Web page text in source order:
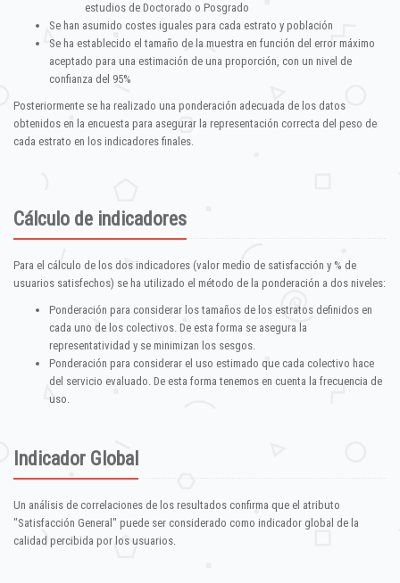
estudios de Doctorado o Posgrado
Se han asumido costes iguales para cada estrato y población
Se ha establecido el tamaño de la muestra en función del error máximo
aceptado para una estimación de una proporción, con un nivel de
confianza del 95%
Posteriormente se ha realizado una ponderación adecuada de los datos
obtenidos en la encuesta para asegurar la representación correcta del peso de
cada estrato en los indicadores finales.
Cálculo de indicadores
Para el cálculo de los dos indicadores (valor medio de satisfacción y % de
usuarios satisfechos) se ha utilizado el método de la ponderación a dos niveles:
Ponderación para considerar los tamaños de los estratos definidos en
cada uno de los colectivos. De esta forma se asegura la
representatividad y se minimizan los sesgos.
Ponderación para considerar el uso estimado que cada colectivo hace
del servicio evaluado. De esta forma tenemos en cuenta la frecuencia de
uso.
Indicador Global
Un análisis de correlaciones de los resultados confirma que el atributo
"Satisfacción General" puede ser considerado como indicador global de la
calidad percibida por los usuarios.